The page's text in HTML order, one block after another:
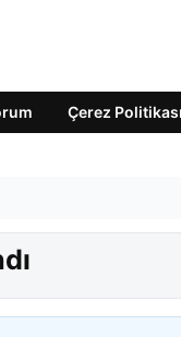
Çerez Politikası